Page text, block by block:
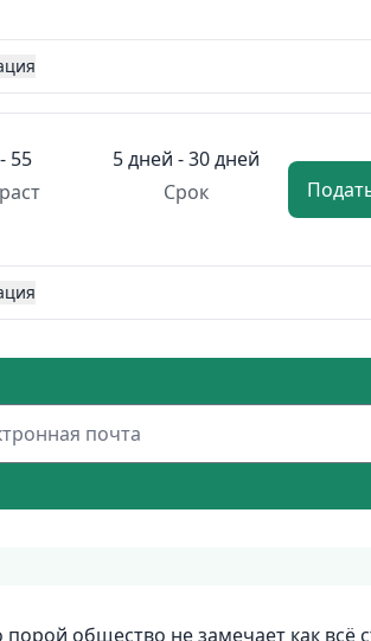
55
5 дней - 30 дней
Срок
общество не замечает как всё